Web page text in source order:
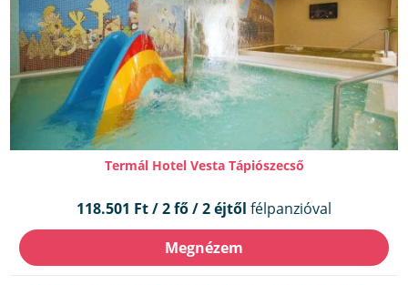
Termál Hotel Vesta Tápiószecső
118.501 Ft / 2 fő / 2 éjtől félpanzióval
Megnézem